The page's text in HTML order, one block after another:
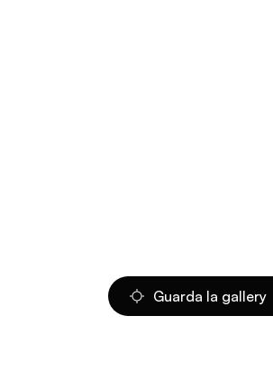
Guarda la gallery